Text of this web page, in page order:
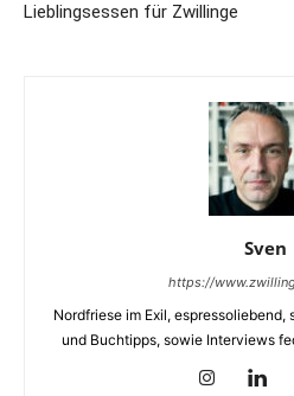
Lieblingsessen für Zwillinge
Sven
https://
Nordfriese im Exil,
und Buchtipps, sowie Interviews